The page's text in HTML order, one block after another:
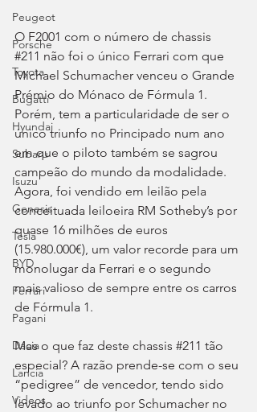
Peugeot
Porsche
Toyota
Bugatti
Hyundai
Subaru
Isuzu
Genesis
Tesla
BYD
Ferrari
Pagani
Dacia
Lancia
Videos
O F2001 com o número de chassis
#211 não foi o único Ferrari com que
Michael Schumacher venceu o Grande
Prémio do Mónaco de Fórmula 1.
Porém, tem a particularidade de ser o
único triunfo no Principado num ano
em que o piloto também se sagrou
campeão do mundo da modalidade.
Agora, foi vendido em leilão pela
conceituada leiloeira RM Sotheby’s por
quase 16 milhões de euros
(15.980.000€), um valor recorde para um
monolugar da Ferrari e o segundo
mais valioso de sempre entre os carros
de Fórmula 1.
Mas o que faz deste chassis #211 tão
especial? A razão prende-se com o seu
“pedigree” de vencedor, tendo sido
levado ao triunfo por Schumacher no